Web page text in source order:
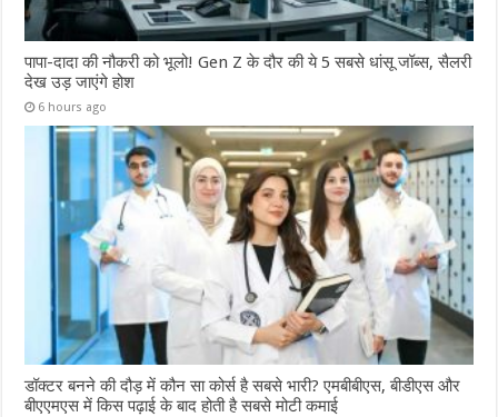
पापा-दादा की नौकरी को भूलो! Gen Z के दौर की ये 5 सबसे धांसू जॉब्स, सैलरी
देख उड़ जाएंगे होश
6 hours ago
डॉक्टर बनने की दौड़ में कौन सा कोर्स है सबसे भारी? एमबीबीएस, बीडीएस और
बीएएमएस में किस पढ़ाई के बाद होती है सबसे मोटी कमाई